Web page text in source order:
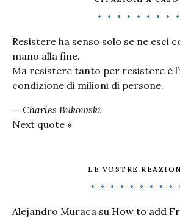
Resistere ha senso solo se ne esci
mano alla fine.
Ma resistere tanto per resistere è
condizione di milioni di persone.
— Charles Bukowski
Next quote »
LE VOSTRE
Alejandro Muraca su How to add